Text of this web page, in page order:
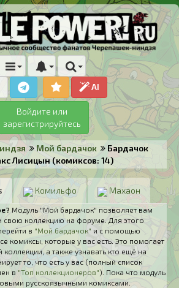
AI
Войдите или
зарегистрируйтесь
Мой бардачок
Бардачок
Лисицын (комиксов: 14)
Комильфо Махаон
Модуль "Мой бардачок" позволяет вам
свою коллекцию на форуме. Для этого
в "Мой бардачок" и с помощью
комиксы, которые у вас есть. Это помогает
коллекции, а также узнавать кто ещё на
то, что есть у вас (полный список
в "Топ коллекционеров"). Пока что модуль
русскоязычными комиксами.